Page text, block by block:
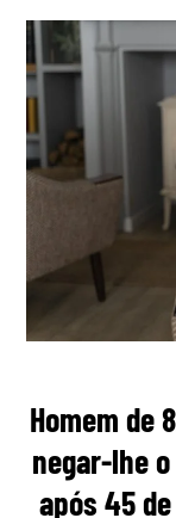
Homem de
negar-lhe
após 45